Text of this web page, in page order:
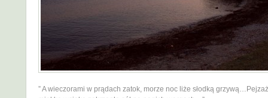
” A wieczorami w prądach zatok, morze noc liże słodką